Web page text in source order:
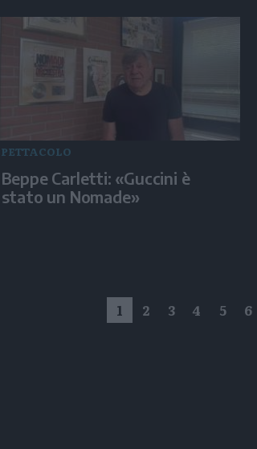
Beppe Carletti: «Guccini è
stato un Nomade»
1 2 3 4 5 6